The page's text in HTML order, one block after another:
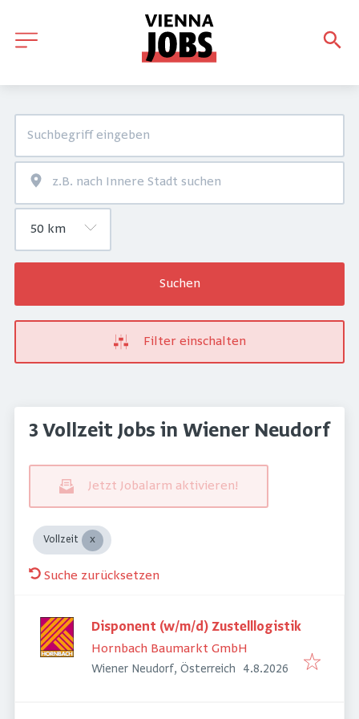
Suchen
Filter einschalten
3 Vollzeit Jobs in Wiener Neudorf
Jetzt Jobalarm aktivieren!
Vollzeit
Suche zurücksetzen
Disponent (w/m/d) Zustelllogistik
Hornbach Baumarkt GmbH
Wiener Neudorf, Österreich Veröffentlicht:
4.8.2026